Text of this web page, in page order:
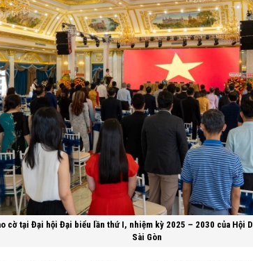
cờ tại Đại hội Đại biểu lần thứ I, nhiệm kỳ 2025 – 2030 của Hội
Sài Gòn